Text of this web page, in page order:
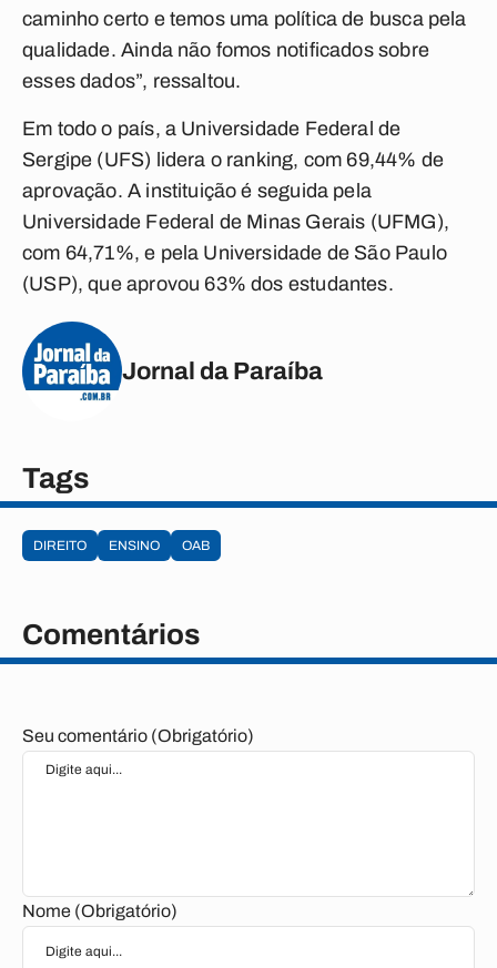
caminho certo e temos uma política de busca pela
qualidade. Ainda não fomos notificados sobre
esses dados”, ressaltou.
Em todo o país, a Universidade Federal de
Sergipe (UFS) lidera o ranking, com 69,44% de
aprovação. A instituição é seguida pela
Universidade Federal de Minas Gerais (UFMG),
com 64,71%, e pela Universidade de São Paulo
(USP), que aprovou 63% dos estudantes.
Jornal da Paraíba
Tags
DIREITO ENSINO OAB
Comentários
Seu comentário (Obrigatório)
Nome (Obrigatório)